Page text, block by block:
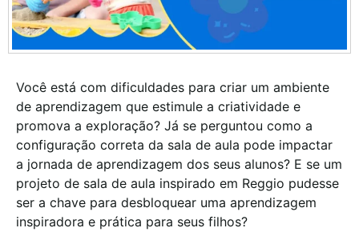
Você está com dificuldades para criar um ambiente
de aprendizagem que estimule a criatividade e
promova a exploração? Já se perguntou como a
configuração correta da sala de aula pode impactar
a jornada de aprendizagem dos seus alunos? E se um
projeto de sala de aula inspirado em Reggio pudesse
ser a chave para desbloquear uma aprendizagem
inspiradora e prática para seus filhos?